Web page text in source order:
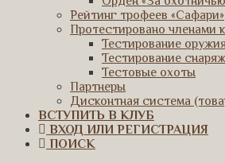
Рейтинг трофеев «Сафари»
Протестировано членами
Тестирование
Тестирование
Тестовые охоты
Партнеры
Дисконтная система
ВСТУПИТЬ В КЛУБ
ВХОД ИЛИ РЕГИСТРАЦИЯ
ПОИСК